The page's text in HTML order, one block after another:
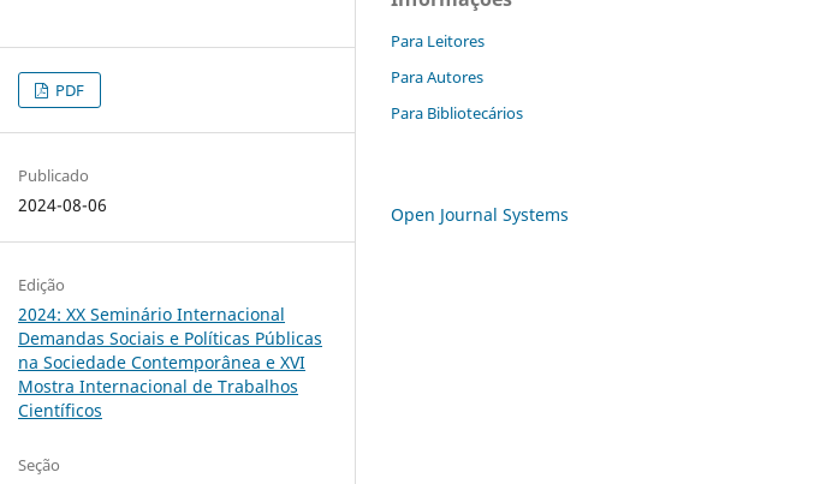
PDF
Publicado
2024-08-06
Edição
2024: XX Seminário Internacional
Demandas Sociais e Políticas Públicas
na Sociedade Contemporânea e XVI
Mostra Internacional de Trabalhos
Científicos
Seção
Para Leitores
Para Autores
Para Bibliotecários
Open Journal Systems